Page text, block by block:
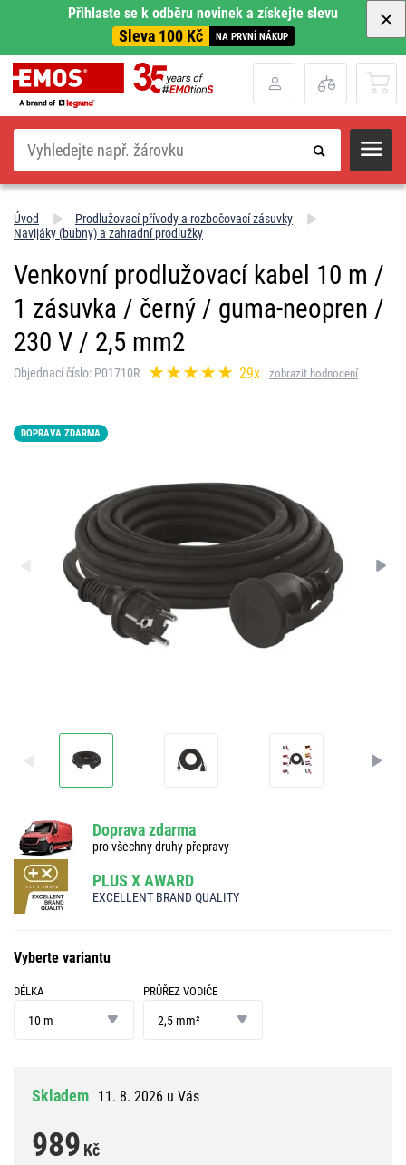
Přihlaste se k odběru novinek a získejte slevu
Sleva 100 Kč NA PRVNÍ NÁKUP
Hledat
Úvod
Prodlužovací přívody a rozbočovací zásuvky
Navijáky (bubny) a zahradní prodlužky
Venkovní prodlužovací kabel 10 m /
1 zásuvka / černý / guma-neopren /
230 V / 2,5 mm2
Objednací číslo: P01710R 29x zobrazit hodnocení
DOPRAVA ZDARMA
Doprava zdarma
pro všechny druhy přepravy
PLUS X AWARD
EXCELLENT BRAND QUALITY
Vyberte variantu
DÉLKA
10 m
PRŮŘEZ VODIČE
vodiče
2,5 mm²
Skladem 11. 8. 2026 u Vás
989 Kč